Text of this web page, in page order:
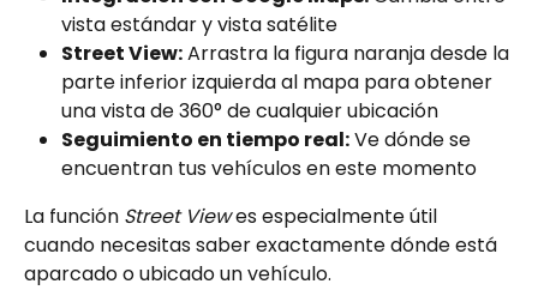
vista estándar y vista satélite
Street View: Arrastra la figura naranja desde la
parte inferior izquierda al mapa para obtener
una vista de 360° de cualquier ubicación
Seguimiento en tiempo real: Ve dónde se
encuentran tus vehículos en este momento
La función Street View es especialmente útil
cuando necesitas saber exactamente dónde está
aparcado o ubicado un vehículo.